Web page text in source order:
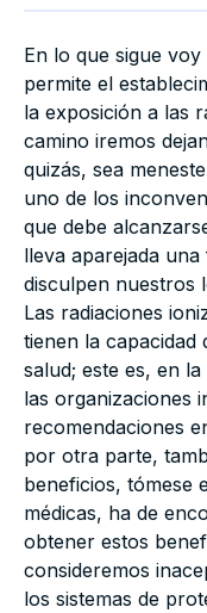
En lo que sigue
permite el
la exposición a las
camino iremos
quizás, sea
uno de los
que debe
lleva aparejada
disculpen nuestros
Las radiaciones
tienen la
salud; este es, en
las organizaciones
recomendaciones
por otra parte,
beneficios, tómese
médicas, ha de
obtener estos
consideremos
los sistemas de